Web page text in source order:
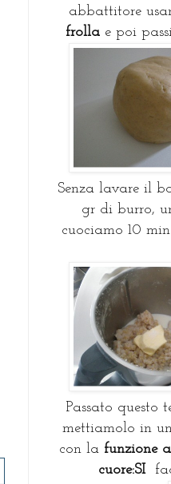
abbattitore
frolla e poi
Senza lavare il
gr di burro,
cuociamo 10
Passato
mettiamolo in
con la funzione
cuore:SI